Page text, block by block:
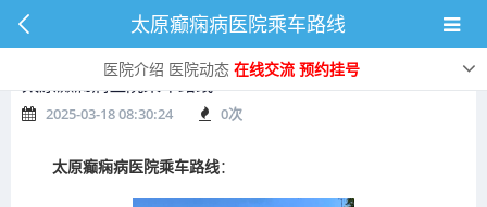
医院介绍 医院动态 在线交流 预约挂号
太原癫痫病医院乘车路线
太原癫痫病医院乘车路线
2025-03-18 08:30:24 0次
太原癫痫病医院乘车路线：